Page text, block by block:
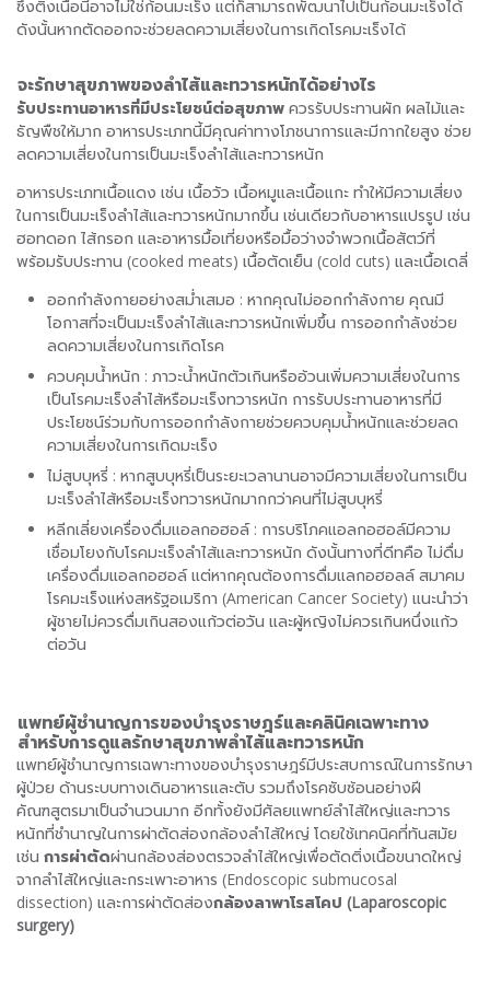
ซึ่งติ่งเนื้อนี้อาจไม่ใช่ก้อนมะเร็ง แต่ก็สามารถพัฒนาไปเป็นก้อนมะเร็งได้
ดังนั้นหากตัดออกจะช่วยลดความเสี่ยงในการเกิดโรคมะเร็งได้
จะรักษาสุขภาพของลำไส้และทวารหนักได้อย่างไร
รับประทานอาหารที่มีประโยชน์ต่อสุขภาพ ควรรับประทานผัก ผลไม้และ
ธัญพืชให้มาก อาหารประเภทนี้มีคุณค่าทางโภชนาการและมีกากใยสูง ช่วย
ลดความเสี่ยงในการเป็นมะเร็งลำไส้และทวารหนัก
อาหารประเภทเนื้อแดง เช่น เนื้อวัว เนื้อหมูและเนื้อแกะ ทำให้มีความเสี่ยง
ในการเป็นมะเร็งลำไส้และทวารหนักมากขึ้น เช่นเดียวกับอาหารแปรรูป เช่น
ฮอทดอก ไส้กรอก และอาหารมื้อเที่ยงหรือมื้อว่างจำพวกเนื้อสัตว์ที่
พร้อมรับประทาน (cooked meats) เนื้อตัดเย็น (cold cuts) และเนื้อเดลี่
ออกกำลังกายอย่างสม่ำเสมอ : หากคุณไม่ออกกำลังกาย คุณมี
โอกาสที่จะเป็นมะเร็งลำไส้และทวารหนักเพิ่มขึ้น การออกกำลังช่วย
ลดความเสี่ยงในการเกิดโรค
ควบคุมน้ำหนัก : ภาวะน้ำหนักตัวเกินหรืออ้วนเพิ่มความเสี่ยงในการ
เป็นโรคมะเร็งลำไส้หรือมะเร็งทวารหนัก การรับประทานอาหารที่มี
ประโยชน์ร่วมกับการออกกำลังกายช่วยควบคุมน้ำหนักและช่วยลด
ความเสี่ยงในการเกิดมะเร็ง
ไม่สูบบุหรี่ : หากสูบบุหรี่เป็นระยะเวลานานอาจมีความเสี่ยงในการเป็น
มะเร็งลำไส้หรือมะเร็งทวารหนักมากกว่าคนที่ไม่สูบบุหรี่
หลีกเลี่ยงเครื่องดื่มแอลกอฮอล์ : การบริโภคแอลกอฮอล์มีความ
เชื่อมโยงกับโรคมะเร็งลำไส้และทวารหนัก ดังนั้นทางที่ดีทคือ ไม่ดื่ม
เครื่องดื่มแอลกอฮอล์ แต่หากคุณต้องการดื่มแลกอฮอลล์ สมาคม
โรคมะเร็งแห่งสหรัฐอเมริกา (American Cancer Society) แนะนำว่า
ผู้ชายไม่ควรดื่มเกินสองแก้วต่อวัน และผู้หญิงไม่ควรเกินหนึ่งแก้ว
ต่อวัน
แพทย์ผู้ชำนาญการของบำรุงราษฎร์และคลินิคเฉพาะทาง
สำหรับการดูแลรักษาสุขภาพลำไส้และทวารหนัก
แพทย์ผู้ชำนาญการเฉพาะทางของบำรุงราษฎร์มีประสบการณ์ในการรักษา
ผู้ป่วย ด้านระบบทางเดินอาหารและตับ รวมถึงโรคซับซ้อนอย่างฝี
คัณฑสูตรมาเป็นจำนวนมาก อีกทั้งยังมีศัลยแพทย์ลำไส้ใหญ่และทวาร
หนักที่ชำนาญในการผ่าตัดส่องกล้องลำไส้ใหญ่ โดยใช้เทคนิคที่ทันสมัย
เช่น การผ่าตัดผ่านกล้องส่องตรวจลำไส้ใหญ่เพื่อตัดติ่งเนื้อขนาดใหญ่
จากลำไส้ใหญ่และกระเพาะอาหาร (Endoscopic submucosal
dissection) และการผ่าตัดส่องกล้องลาพาโรสโคป (Laparoscopic
surgery)